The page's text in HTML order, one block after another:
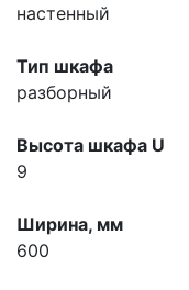
настенный
Тип шкафа
разборный
Высота шкафа U
9
Ширина, мм
600